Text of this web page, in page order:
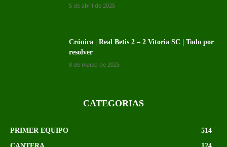
5 de abril de 2025
Crónica | Real Betis 2 – 2 Vitoria SC | Todo por
resolver
8 de marzo de 2025
CATEGORIAS
PRIMER EQUIPO
514